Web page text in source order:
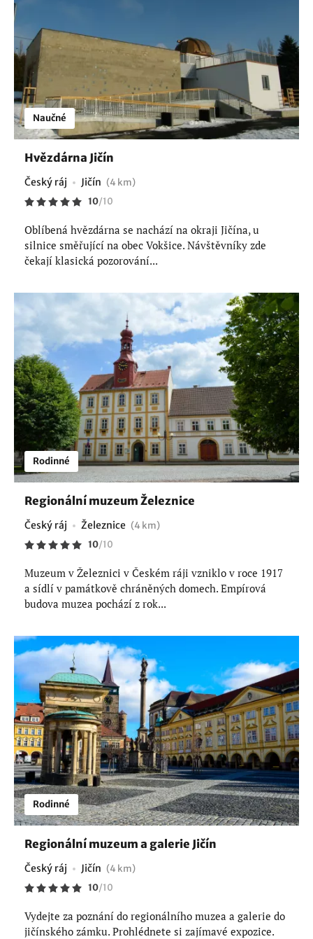
Naučné
Hvězdárna Jičín
Český ráj Jičín (4 km)
10/10
Oblíbená hvězdárna se nachází na okraji Jičína, u
silnice směřující na obec Vokšice. Návštěvníky zde
čekají klasická pozorování...
Rodinné
Regionální muzeum Železnice
Český ráj Železnice (4 km)
10/10
Muzeum v Železnici v Českém ráji vzniklo v roce 1917
a sídlí v památkově chráněných domech. Empírová
budova muzea pochází z rok...
Rodinné
Regionální muzeum a galerie Jičín
Český ráj Jičín (4 km)
10/10
Vydejte za poznání do regionálního muzea a galerie do
jičínského zámku. Prohlédnete si zajímavé expozice.